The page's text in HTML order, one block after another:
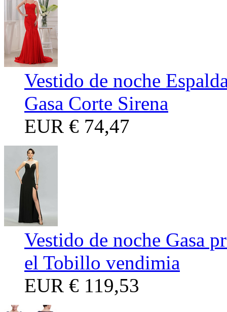
Vestido de noche
Gasa Corte Sirena
EUR € 74,47
Vestido de noche Gasa
el Tobillo vendimia
EUR € 119,53